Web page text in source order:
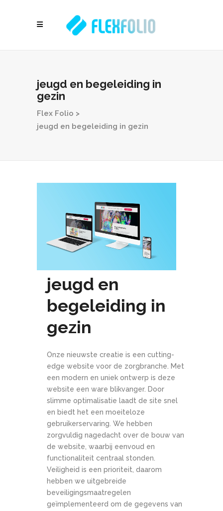
jeugd en begeleiding in
gezin
Flex Folio >
jeugd en begeleiding in gezin
jeugd en
begeleiding in
gezin
Onze nieuwste creatie is een cutting-
edge website voor de zorgbranche. Met
een modern en uniek ontwerp is deze
website een ware blikvanger. Door
slimme optimalisatie laadt de site snel
en biedt het een moeiteloze
gebruikerservaring. We hebben
zorgvuldig nagedacht over de bouw van
de website, waarbij eenvoud en
functionaliteit centraal stonden.
Veiligheid is een prioriteit, daarom
hebben we uitgebreide
beveiligingsmaatregelen
geïmplementeerd om de gegevens van